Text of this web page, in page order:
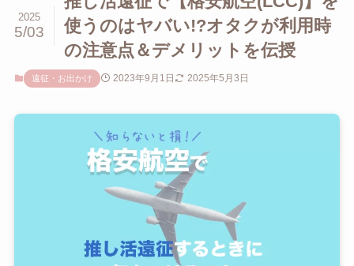
使うのはヤバい!?オタクが利用時
の注意点＆デメリットを伝授
2025
5/03
遠征・お出かけ 2023年9月1日 2025年5月3日